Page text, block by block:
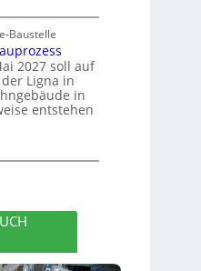
Baustelle
2027 soll auf
Ligna in
in
entstehen